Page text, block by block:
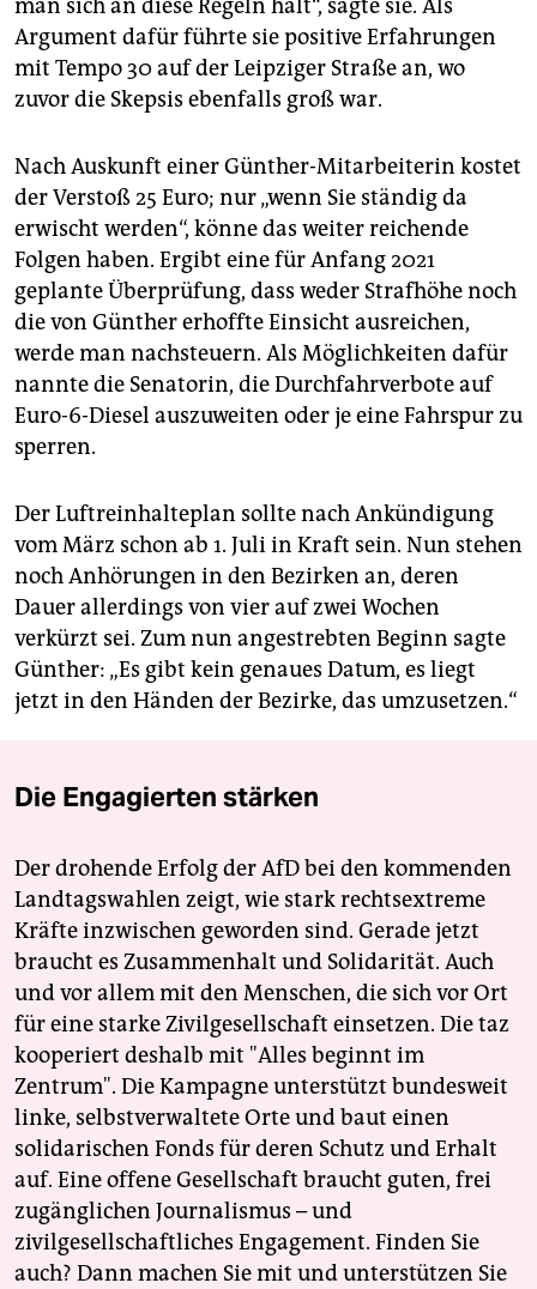
man sich an diese Regeln hält“, sagte sie. Als
Argument dafür führte sie positive Erfahrungen
mit Tempo 30 auf der Leipziger Straße an, wo
zuvor die Skepsis ebenfalls groß war.
Nach Auskunft einer Günther-Mitarbeiterin kostet
der Verstoß 25 Euro; nur „wenn Sie ständig da
erwischt werden“, könne das weiter reichende
Folgen haben. Ergibt eine für Anfang 2021
geplante Überprüfung, dass weder Strafhöhe noch
die von Günther erhoffte Einsicht ausreichen,
werde man nachsteuern. Als Möglichkeiten dafür
nannte die Senatorin, die Durchfahrverbote auf
Euro-6-Diesel auszuweiten oder je eine Fahrspur zu
sperren.
Der Luftreinhalteplan sollte nach Ankündigung
vom März schon ab 1. Juli in Kraft sein. Nun stehen
noch Anhörungen in den Bezirken an, deren
Dauer allerdings von vier auf zwei Wochen
verkürzt sei. Zum nun angestrebten Beginn sagte
Günther: „Es gibt kein genaues Datum, es liegt
jetzt in den Händen der Bezirke, das umzusetzen.“
Die Engagierten stärken
Der drohende Erfolg der AfD bei den kommenden
Landtagswahlen zeigt, wie stark rechtsextreme
Kräfte inzwischen geworden sind. Gerade jetzt
braucht es Zusammenhalt und Solidarität. Auch
und vor allem mit den Menschen, die sich vor Ort
für eine starke Zivilgesellschaft einsetzen. Die taz
kooperiert deshalb mit "Alles beginnt im
Zentrum". Die Kampagne unterstützt bundesweit
linke, selbstverwaltete Orte und baut einen
solidarischen Fonds für deren Schutz und Erhalt
auf. Eine offene Gesellschaft braucht guten, frei
zugänglichen Journalismus – und
zivilgesellschaftliches Engagement. Finden Sie
auch? Dann machen Sie mit und unterstützen Sie